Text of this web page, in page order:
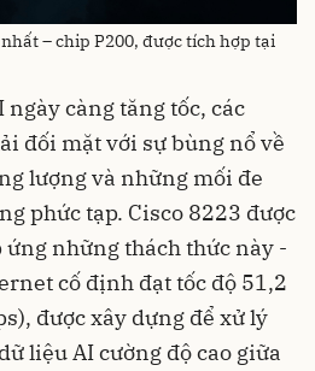
– chip P200, được tích hợp tại
càng tăng tốc, các
đối mặt với sự bùng nổ về
lượng và những mối đe
phức tạp. Cisco 8223 được
những thách thức này -
cố định đạt tốc độ 51,2
được xây dựng để xử lý
liệu AI cường độ cao giữa